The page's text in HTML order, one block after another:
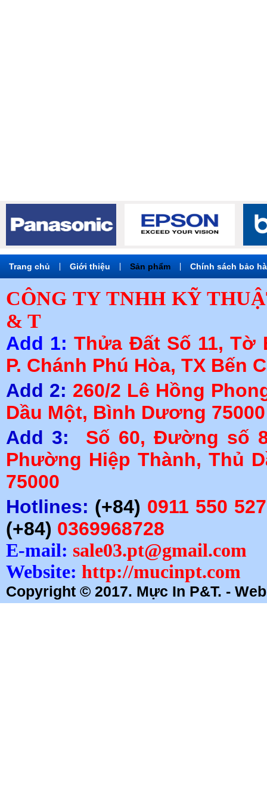
Trang chủ Giới thiệu Sản phẩm Chính sách bảo
CÔNG TY TNHH KỸ
& T
Add 1:Thửa Đất Số 11, Tờ
P. Chánh Phú Hòa, TX Bến
Add 2: 260/2 Lê Hồng
Dầu Một, Bình Dương 75000
Add 3:
Số 60, Đường số
Phường Hiệp Thành, Thủ
75000
Hotlines: (+84) 0911 550
(+84) 0369968728
E-mail: sale03.pt@gmail.com
Website: http://mucinpt.com
Copyright © 2017. Mực In P&T. -